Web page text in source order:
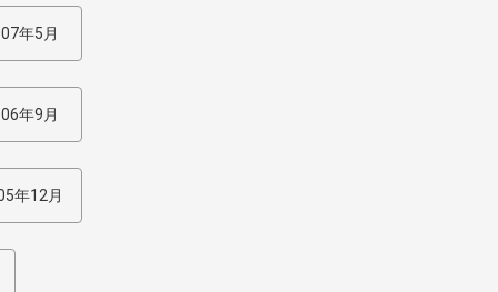
年5月
年9月
年12月